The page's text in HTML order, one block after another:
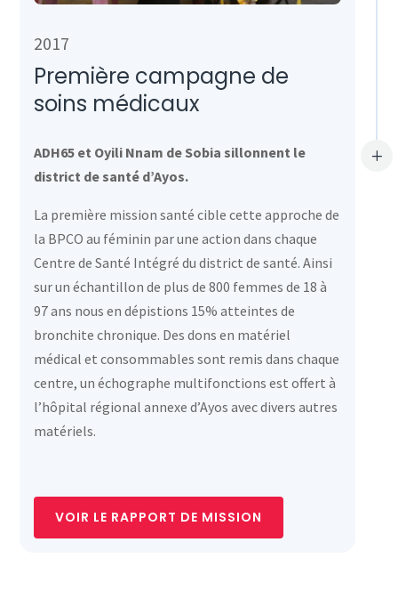
L
2017
Première campagne de
soins médicaux
ADH65 et Oyili Nnam de Sobia sillonnent le
district de santé d’Ayos.
La première mission santé cible cette approche de
la BPCO au féminin par une action dans chaque
Centre de Santé Intégré du district de santé. Ainsi
sur un échantillon de plus de 800 femmes de 18 à
97 ans nous en dépistions 15% atteintes de
bronchite chronique. Des dons en matériel
médical et consommables sont remis dans chaque
centre, un échographe multifonctions est offert à
l’hôpital régional annexe d’Ayos avec divers autres
matériels.
VOIR LE RAPPORT DE MISSION